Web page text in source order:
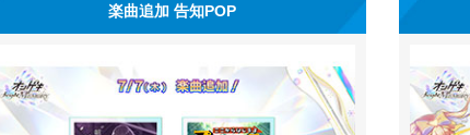
楽曲追加 告知POP